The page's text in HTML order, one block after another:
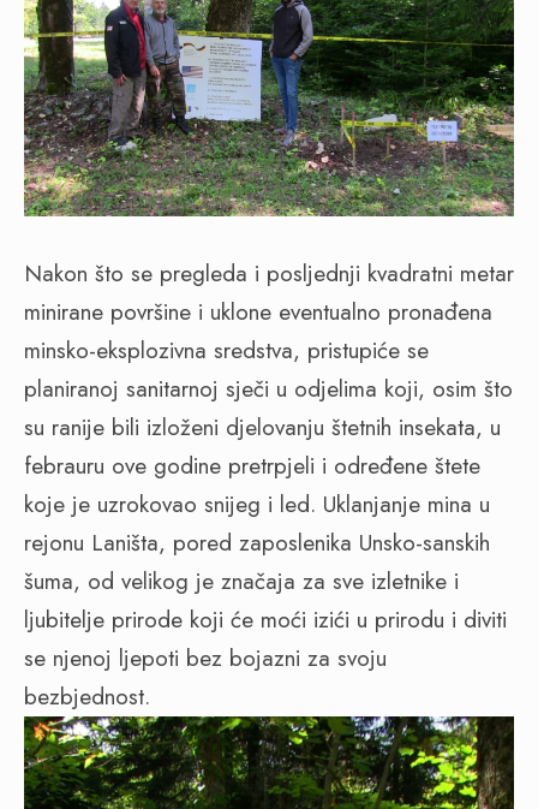
Nakon što se pregleda i posljednji kvadratni metar
minirane površine i uklone eventualno pronađena
minsko-eksplozivna sredstva, pristupiće se
planiranoj sanitarnoj sječi u odjelima koji, osim što
su ranije bili izloženi djelovanju štetnih insekata, u
febrauru ove godine pretrpjeli i određene štete
koje je uzrokovao snijeg i led. Uklanjanje mina u
rejonu Laništa, pored zaposlenika Unsko-sanskih
šuma, od velikog je značaja za sve izletnike i
ljubitelje prirode koji će moći izići u prirodu i diviti
se njenoj ljepoti bez bojazni za svoju
bezbjednost.